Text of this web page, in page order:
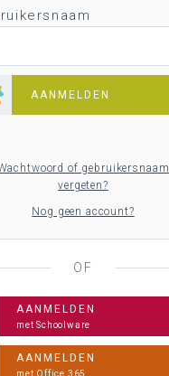
AANMELDEN
of gebruikersnaam
vergeten?
Nog geen account?
OF
AANMELDEN
met Schoolware
AANMELDEN
met Office 365